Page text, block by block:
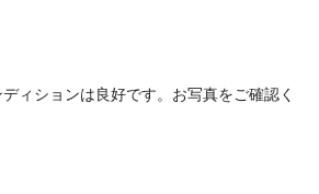
ィションは良好です。お写真をご確認く